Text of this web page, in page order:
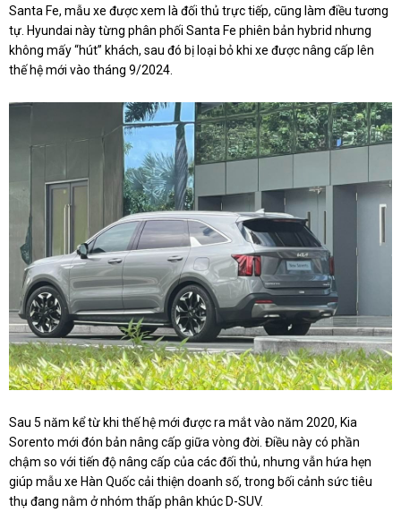
Santa Fe, mẫu xe được xem là đối thủ trực tiếp, cũng làm điều tương
tự. Hyundai này từng phân phối Santa Fe phiên bản hybrid nhưng
không mấy “hút” khách, sau đó bị loại bỏ khi xe được nâng cấp lên
thế hệ mới vào tháng 9/2024.
Sau 5 năm kể từ khi thế hệ mới được ra mắt vào năm 2020, Kia
Sorento mới đón bản nâng cấp giữa vòng đời. Điều này có phần
chậm so với tiến độ nâng cấp của các đối thủ, nhưng vẫn hứa hẹn
giúp mẫu xe Hàn Quốc cải thiện doanh số, trong bối cảnh sức tiêu
thụ đang nằm ở nhóm thấp phân khúc D-SUV.